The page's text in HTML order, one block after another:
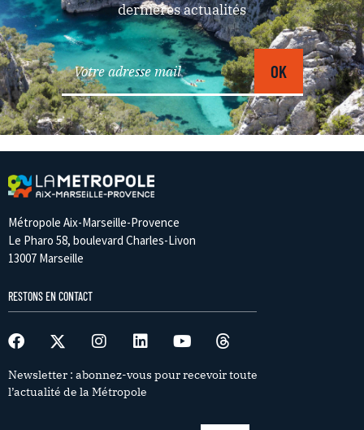
dernières actualités
Métropole Aix-Marseille-Provence
Le Pharo 58, boulevard Charles-Livon
13007 Marseille
RESTONS EN CONTACT
Newsletter : abonnez-vous pour recevoir toute
l’actualité de la Métropole